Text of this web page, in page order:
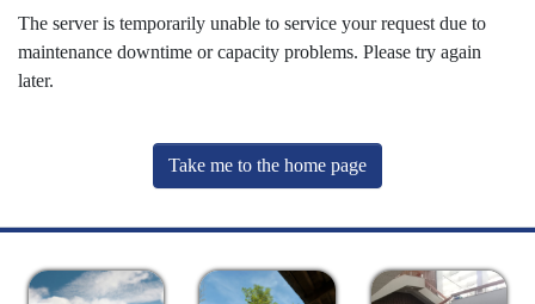
The server is temporarily unable to service your request due to
maintenance downtime or capacity problems. Please try again
later.
Take me to the home page